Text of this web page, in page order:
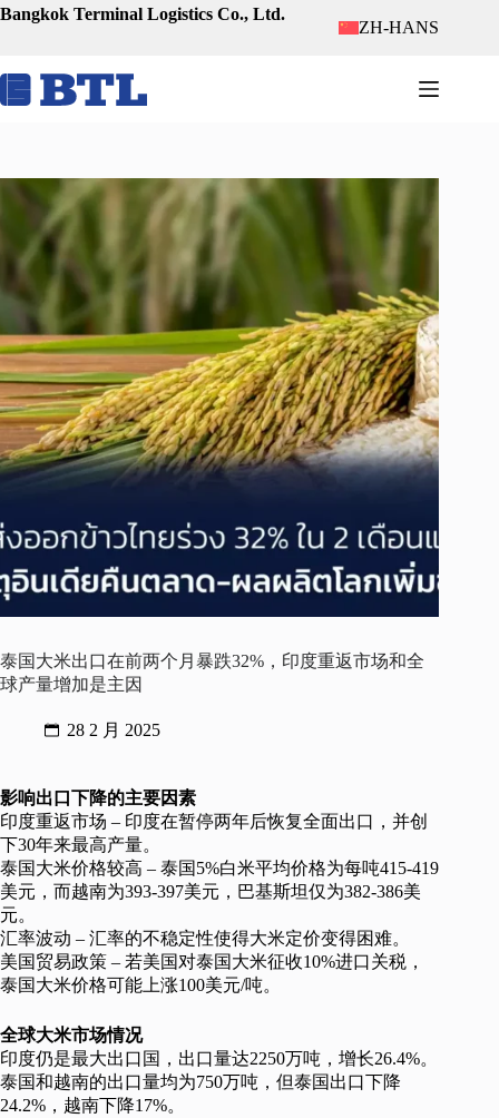
跳
容
Bangkok Terminal Logistics Co., Ltd.
ZH-HANS
泰国大米出口在前两个月暴跌32%，印度重返市场和全
球产量增加是主因
28 2 月 2025
影响出口下降的主要因素
印度重返市场 – 印度在暂停两年后恢复全面出口，并创
下30年来最高产量。
泰国大米价格较高 – 泰国5%白米平均价格为每吨415-419
美元，而越南为393-397美元，巴基斯坦仅为382-386美
元。
汇率波动 – 汇率的不稳定性使得大米定价变得困难。
美国贸易政策 – 若美国对泰国大米征收10%进口关税，
泰国大米价格可能上涨100美元/吨。
全球大米市场情况
印度仍是最大出口国，出口量达2250万吨，增长26.4%。
泰国和越南的出口量均为750万吨，但泰国出口下降
24.2%，越南下降17%。